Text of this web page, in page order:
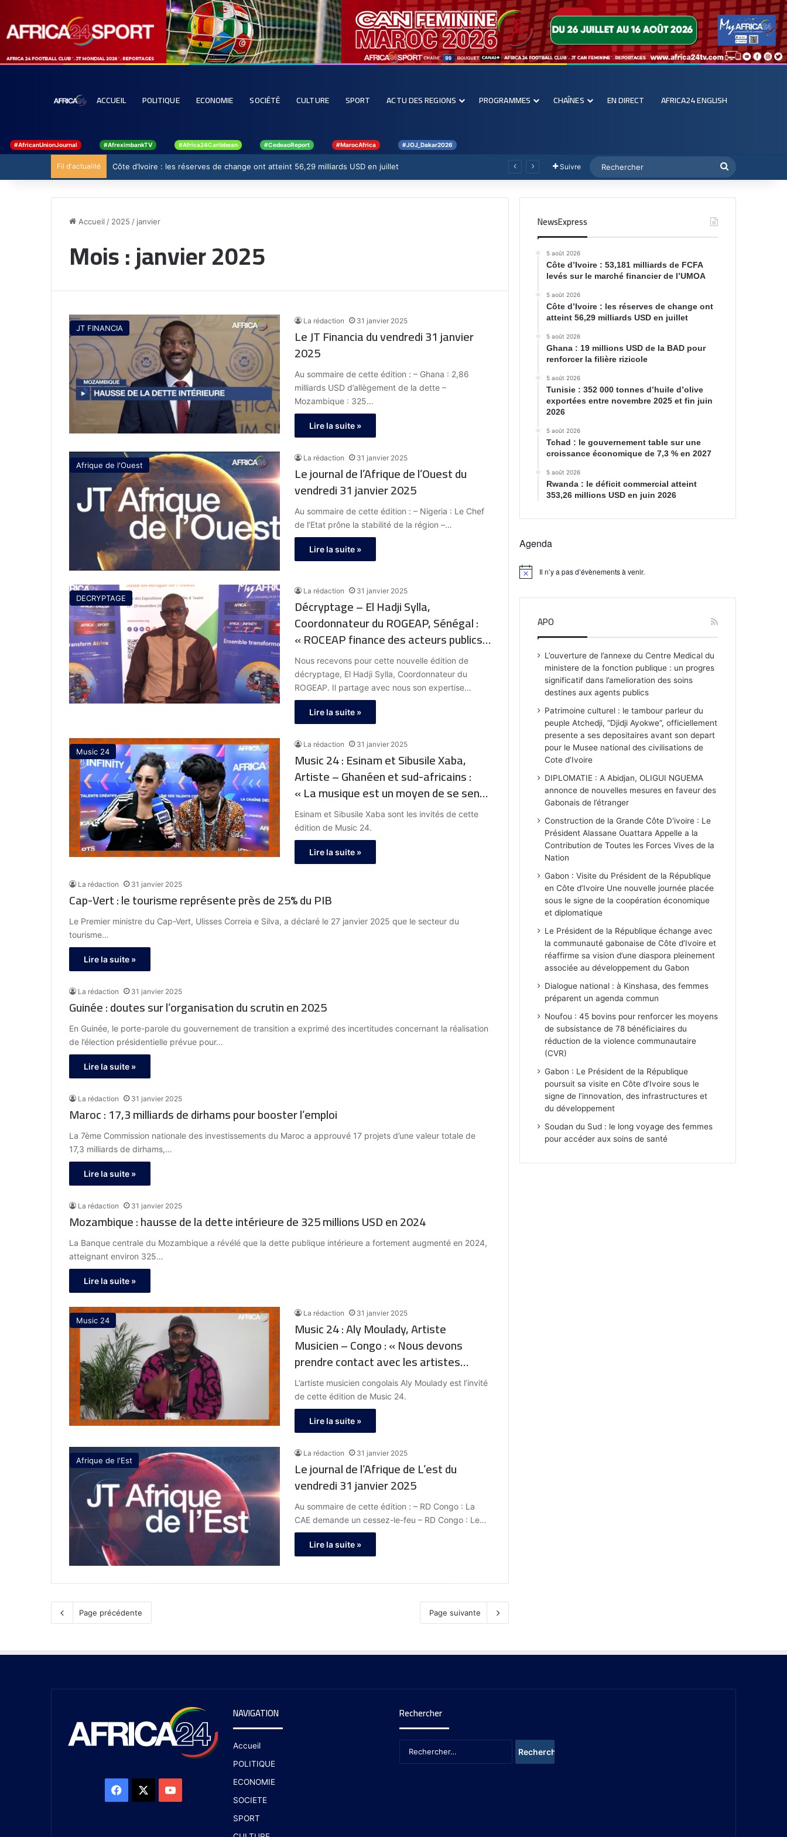
ACCUEIL POLITIQUE ECONOMIE SOCIÉTÉ CULTURE SPORT ACTU DES REGIONS PROGRAMMES CHAÎNES EN DIRECT AFRICA24 ENGLISH
#AfricanUnionJournal #AfreximbankTV #Africa24Caribbean #CedeaoReport #MarocAfrica #JOJ_Dakar2026
Fil d'actualité Côte d’Ivoire : les réserves de change ont atteint 56,29 milliards USD en juillet Suivre
Accueil / 2025 / janvier
Mois :janvier 2025
JT FINANCIA
La rédaction 31 janvier 2025
Le JT Financia du vendredi 31 janvier
2025
Au sommaire de cette édition : – Ghana : 2,86
milliards USD d’allègement de la dette –
Mozambique : 325…
Lire la suite »
Afrique de l'Ouest
La rédaction 31 janvier 2025
Le journal de l’Afrique de l’Ouest du
vendredi 31 janvier 2025
Au sommaire de cette édition : – Nigeria : Le Chef
de l’Etat prône la stabilité de la région –…
Lire la suite »
DECRYPTAGE
La rédaction 31 janvier 2025
Décryptage – El Hadji Sylla,
Coordonnateur du ROGEAP, Sénégal :
« ROCEAP finance des acteurs publics
et privés afin de permettre aux
populations d’avoir accès à
l’électricité »
Nous recevons pour cette nouvelle édition de
décryptage, El Hadji Sylla, Coordonnateur du
ROGEAP. Il partage avec nous son expertise…
Lire la suite »
Music 24
La rédaction 31 janvier 2025
Music 24 : Esinam et Sibusile Xaba,
Artiste – Ghanéen et sud-africains :
« La musique est un moyen de se sentir
bien et de partager de l’énergie
positive »
Esinam et Sibusile Xaba sont les invités de cette
édition de Music 24.
Lire la suite »
La rédaction 31 janvier 2025
Cap-Vert : le tourisme représente près de 25% du PIB
Le Premier ministre du Cap-Vert, Ulisses Correia e Silva, a déclaré le 27 janvier 2025 que le secteur du
tourisme…
Lire la suite »
La rédaction 31 janvier 2025
Guinée : doutes sur l’organisation du scrutin en 2025
En Guinée, le porte-parole du gouvernement de transition a exprimé des incertitudes concernant la réalisation
de l’élection présidentielle prévue pour…
Lire la suite »
La rédaction 31 janvier 2025
Maroc : 17,3 milliards de dirhams pour booster l’emploi
La 7ème Commission nationale des investissements du Maroc a approuvé 17 projets d’une valeur totale de
17,3 milliards de dirhams,…
Lire la suite »
La rédaction 31 janvier 2025
Mozambique : hausse de la dette intérieure de 325 millions USD en 2024
La Banque centrale du Mozambique a révélé que la dette publique intérieure a fortement augmenté en 2024,
atteignant environ 325…
Lire la suite »
Music 24
La rédaction 31 janvier 2025
Music 24 : Aly Moulady, Artiste
Musicien – Congo : « Nous devons
prendre contact avec les artistes
africains afin de nous réunir »
L’artiste musicien congolais Aly Moulady est l’invité
de cette édition de Music 24.
Lire la suite »
Afrique de l'Est
La rédaction 31 janvier 2025
Le journal de l’Afrique de L’est du
vendredi 31 janvier 2025
Au sommaire de cette édition : – RD Congo : La
CAE demande un cessez-le-feu – RD Congo : Le…
Lire la suite »
Page précédente Page suivante
NewsExpress
5 août 2026
Côte d’Ivoire : 53,181 milliards de FCFA
levés sur le marché financier de l’UMOA
5 août 2026
Côte d’Ivoire : les réserves de change ont
atteint 56,29 milliards USD en juillet
5 août 2026
Ghana : 19 millions USD de la BAD pour
renforcer la filière rizicole
5 août 2026
Tunisie : 352 000 tonnes d’huile d’olive
exportées entre novembre 2025 et fin juin
2026
5 août 2026
Tchad : le gouvernement table sur une
croissance économique de 7,3 % en 2027
5 août 2026
Rwanda : le déficit commercial atteint
353,26 millions USD en juin 2026
Agenda
N
Il n’y a pas d’évènements à venir.
APO
L’ouverture de l’annexe du Centre Medical du
ministere de la fonction publique : un progres
significatif dans l’amelioration des soins
destines aux agents publics
Patrimoine culturel : le tambour parleur du
peuple Atchedji, “Djidji Ayokwe”, officiellement
presente a ses depositaires avant son depart
pour le Musee national des civilisations de
Cote d’Ivoire
DIPLOMATIE : A Abidjan, OLIGUI NGUEMA
annonce de nouvelles mesures en faveur des
Gabonais de l’étranger
Construction de la Grande Côte D'ivoire : Le
Président Alassane Ouattara Appelle a la
Contribution de Toutes les Forces Vives de la
Nation
Gabon : Visite du Président de la République
en Côte d’Ivoire Une nouvelle journée placée
sous le signe de la coopération économique
et diplomatique
Le Président de la République échange avec
la communauté gabonaise de Côte d’Ivoire et
réaffirme sa vision d’une diaspora pleinement
associée au développement du Gabon
Dialogue national : à Kinshasa, des femmes
préparent un agenda commun
Noufou : 45 bovins pour renforcer les moyens
de subsistance de 78 bénéficiaires du
réduction de la violence communautaire
(CVR)
Gabon : Le Président de la République
poursuit sa visite en Côte d’Ivoire sous le
signe de l’innovation, des infrastructures et
du développement
Soudan du Sud : le long voyage des femmes
pour accéder aux soins de santé
NAVIGATION
Accueil
POLITIQUE
ECONOMIE
SOCIETE
SPORT
Rechercher